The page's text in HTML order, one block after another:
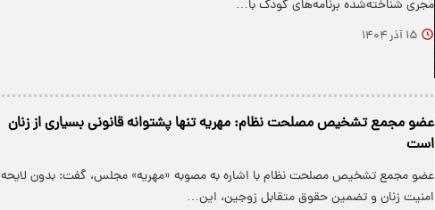
مجری شناخته‌شده برنامه‌های کودک با…
۱۵ آذر ۱۴۰۴
عضو مجمع تشخیص مصلحت نظام: مهریه تنها پشتوانه قانونی بسیاری از زنان
است
عضو مجمع تشخیص مصلحت نظام با اشاره به مصوبه «مهریه» مجلس، گفت: بدون لایحه
امنیت زنان و تضمین حقوق متقابل زوجین، این…